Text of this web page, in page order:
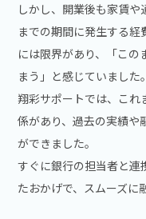
しかし、開業後も家賃
までの期間に発生する
には限界があり、「この
まう」と感じていました。
翔彩サポートでは、こ
係があり、過去の実績や
ができました。
すぐに銀行の担当者と連
たおかげで、スムーズに